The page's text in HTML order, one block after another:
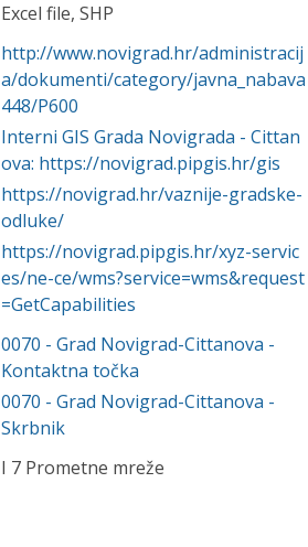
Excel file, SHP
http://www.novigrad.hr/administracij
a/dokumenti/category/javna_nabava
448/P600
Interni GIS Grada Novigrada - Cittan
ova: https://novigrad.pipgis.hr/gis
https://novigrad.hr/vaznije-gradske-
odluke/
https://novigrad.pipgis.hr/xyz-servic
es/ne-ce/wms?service=wms&request
=GetCapabilities
0070 -Grad Novigrad-Cittanova -
Kontaktna točka
0070 -Grad Novigrad-Cittanova -
Skrbnik
I 7 Prometne mreže